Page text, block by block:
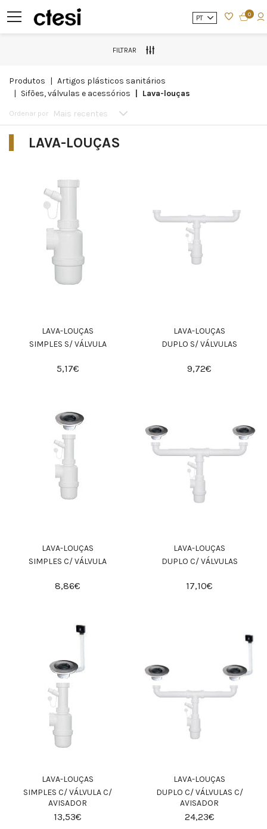
PT 0
FILTRAR
produtos
artigos plásticos sanitários
sifões, válvulas e acessórios
lava-louças
Ordenar por Mais recentes
LAVA-LOUÇAS
LAVA-LOUÇAS
SIMPLES S/ VÁLVULA
5,17€
LAVA-LOUÇAS
DUPLO S/ VÁLVULAS
9,72€
LAVA-LOUÇAS
SIMPLES C/ VÁLVULA
8,86€
LAVA-LOUÇAS
DUPLO C/ VÁLVULAS
17,10€
LAVA-LOUÇAS
SIMPLES C/ VÁLVULA C/
AVISADOR
13,53€
LAVA-LOUÇAS
DUPLO C/ VÁLVULAS C/
AVISADOR
24,23€